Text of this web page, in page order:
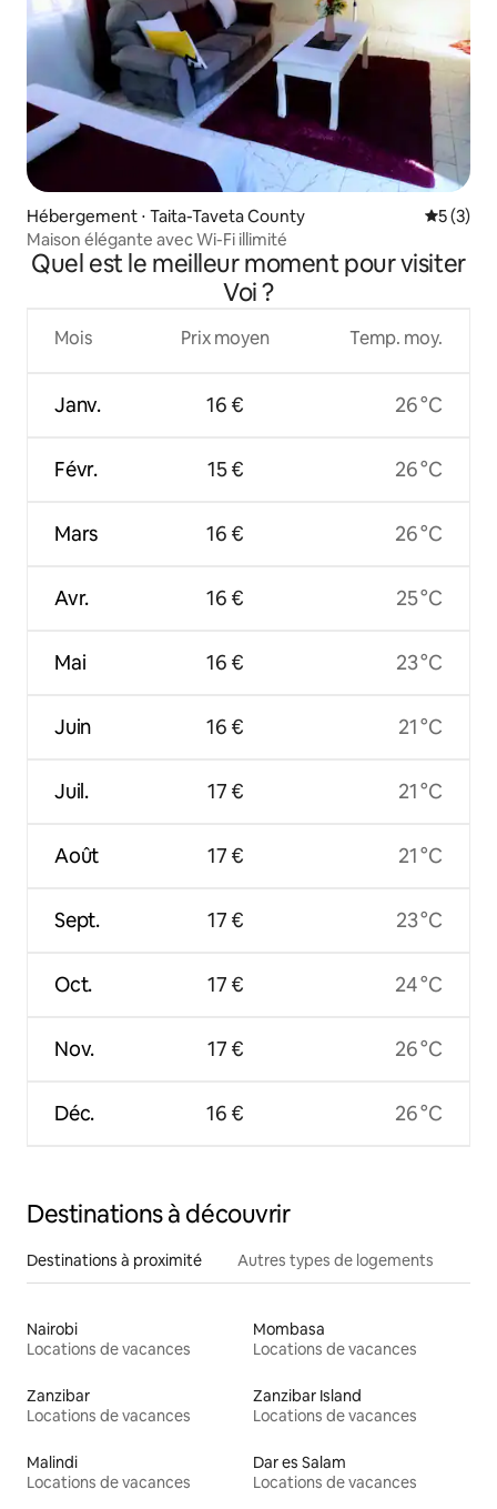
Hébergement ⋅ Taita-Taveta County
5 (3)
Maison élégante avec Wi-Fi illimité
Quel est le meilleur moment pour visiter
Voi ?
Mois
Janv.
Févr.
Mars
Avr.
Mai
Juin
Juil.
Août
Sept.
Oct.
Nov.
Déc.
Prix moyen
16 €
15 €
16 €
16 €
16 €
16 €
17 €
17 €
17 €
17 €
17 €
16 €
Temp. moy.
26 °C
26 °C
26 °C
25 °C
23 °C
21 °C
21 °C
21 °C
23 °C
24 °C
26 °C
26 °C
Destinations à découvrir
Destinations à proximité Autres types de logements
Nairobi
Locations de vacances
Mombasa
Locations de vacances
Zanzibar
Locations de vacances
Zanzibar Island
Locations de vacances
Malindi
Locations de vacances
Dar es Salam
Locations de vacances